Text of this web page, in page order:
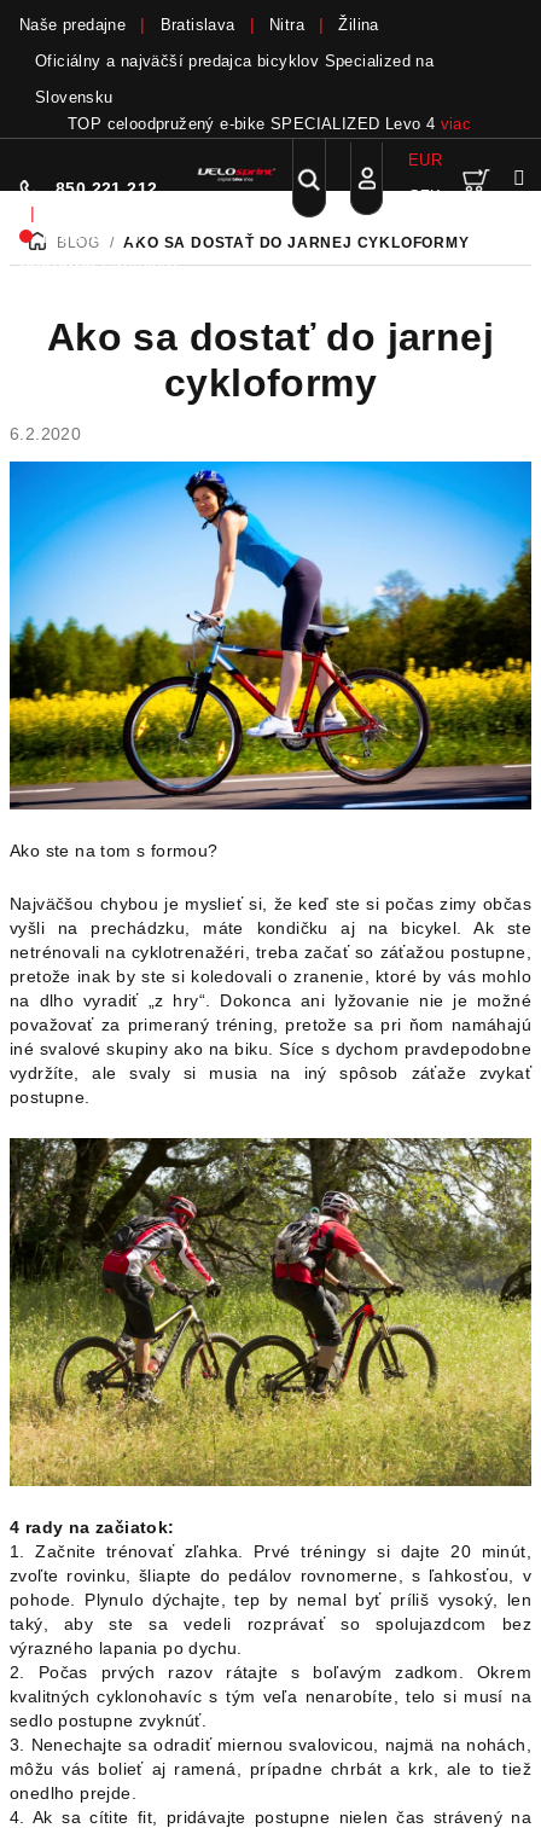
obsah
Naše predajne Bratislava Nitra
Žilina
Oficiálny a najväčší predajca bicyklov Specialized na
Slovensku
TOP celoodpružený e-bike SPECIALIZED Levo 4 viac
850 221 212
|
Nie sme pri
telefóne.Zanechať
Hľadať
Prihlásenie
EUR
CZK
DOMOV
BLOG / AKO SA DOSTAŤ DO JARNEJ CYKLOFORMY
Ako sa dostať do jarnej
cykloformy
6.2.2020
Ako ste na tom s formou?
Najväčšou chybou je myslieť si, že keď ste si počas zimy občas
vyšli na prechádzku, máte kondičku aj na bicykel. Ak ste
netrénovali na cyklotrenažéri, treba začať so záťažou postupne,
pretože inak by ste si koledovali o zranenie, ktoré by vás mohlo
na dlho vyradiť „z hry“. Dokonca ani lyžovanie nie je možné
považovať za primeraný tréning, pretože sa pri ňom namáhajú
iné svalové skupiny ako na biku. Síce s dychom pravdepodobne
vydržíte, ale svaly si musia na iný spôsob záťaže zvykať
postupne.
4 rady na začiatok:
1. Začnite trénovať zľahka. Prvé tréningy si dajte 20 minút,
zvoľte rovinku, šliapte do pedálov rovnomerne, s ľahkosťou, v
pohode. Plynulo dýchajte, tep by nemal byť príliš vysoký, len
taký, aby ste sa vedeli rozprávať so spolujazdcom bez
výrazného lapania po dychu.
2. Počas prvých razov rátajte s boľavým zadkom. Okrem
kvalitných cyklonohavíc s tým veľa nenarobíte, telo si musí na
sedlo postupne zvyknúť.
3. Nenechajte sa odradiť miernou svalovicou, najmä na nohách,
môžu vás bolieť aj ramená, prípadne chrbát a krk, ale to tiež
onedlho prejde.
4. Ak sa cítite fit, pridávajte postupne nielen čas strávený na